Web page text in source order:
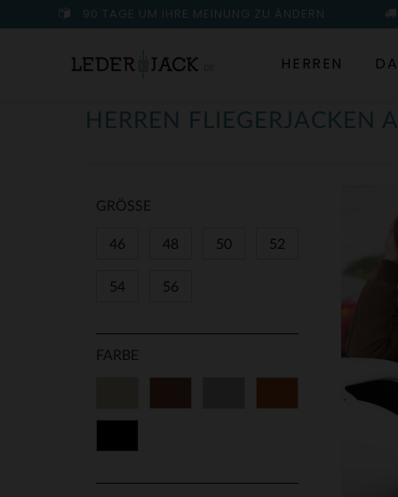
90 TAGE UM IHRE MEINUNG ZU ÄNDERN
HERREN
HERREN FLIEGERJACKEN
GRÖSSE
46 48 50 52
54 56
FARBE